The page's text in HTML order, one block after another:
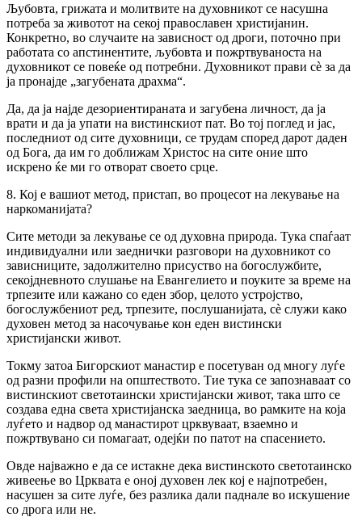
Љубовта, грижата и молитвите на духовникот се насушна
потреба за животот на секој православен христијанин.
Конкретно, во случаите на зависност од дроги, поточно при
работата со апстинентите, љубовта и пожртвуваноста на
духовникот се повеќе од потребни. Духовникот прави сè за да
ја пронајде „загубената драхма“.
Да, да ја најде дезориентираната и загубена личност, да ја
врати и да ја упати на вистинскиот пат. Во тој поглед и јас,
последниот од сите духовници, се трудам според дарот даден
од Бога, да им го доближам Христос на сите оние што
искрено ќе ми го отворат своето срце.
8. Кој е вашиот метод, пристап, во процесот на лекување на
наркоманијата?
Сите методи за лекување се од духовна природа. Тука спаѓаат
индивидуални или заеднички разговори на духовникот со
зависниците, задолжително присуство на богослужбите,
секојдневното слушање на Евангелието и поуките за време на
трпезите или кажано со еден збор, целото устројство,
богослужбениот ред, трпезите, послушанијата, сè служи како
духовен метод за насочување кон еден вистински
христијански живот.
Токму затоа Бигорскиот манастир е посетуван од многу луѓе
од разни профили на општеството. Тие тука се запознаваат со
вистинскиот светотаински христијански живот, така што се
создава една света христијанска заедница, во рамките на која
луѓето и надвор од манастирот црквуваат, взаемно и
пожртвувано си помагаат, одејќи по патот на спасението.
Овде најважно е да се истакне дека вистинското светотаинско
живеење во Црквата е оној духовен лек кој е најпотребен,
насушен за сите луѓе, без разлика дали паднале во искушение
со дрога или не.